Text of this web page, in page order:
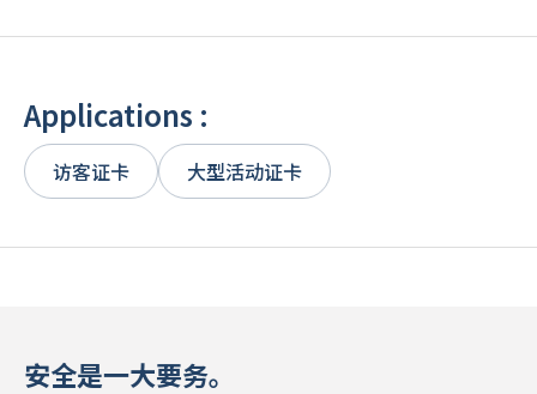
Applications :
访客证卡 大型活动证卡
安全是一大要务。